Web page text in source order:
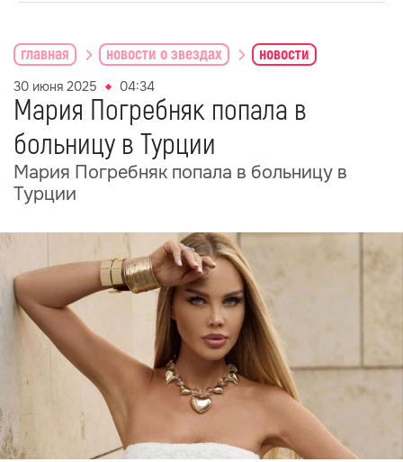
главная новости о звездах новости
30 июня 2025 04:34
Мария Погребняк попала в
больницу в Турции
Мария Погребняк попала в больницу в
Турции